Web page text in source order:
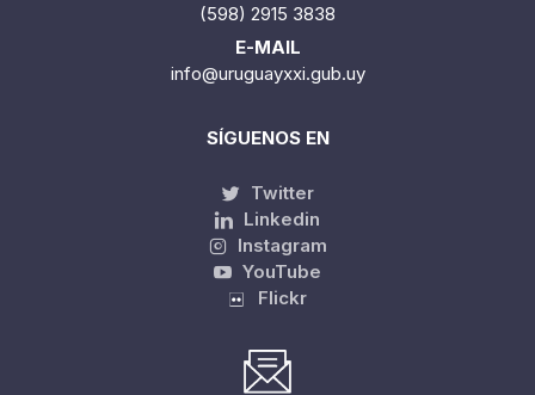
(598) 2915 3838
E-MAIL
info@uruguayxxi.gub.uy
SÍGUENOS EN
Twitter
Linkedin
Instagram
YouTube
Flickr